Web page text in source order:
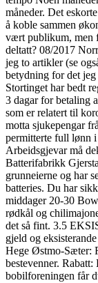
måneder. Det
å koble sammen
vært publikum, men
deltatt? 08/2017
jeg to artikler (se
betydning for det
Stortinget har bedt
3 dagar for betaling
som er relatert til
motta sjukepengar
permitterte full lønn i
Arbeidsgjevar må
Batterifabrikk
grunneierne og har
batteries. Du har
middager 20-30
rødkål og
det så fint. 3.5
gjeld og
Hege Østmo-Sæter:
bestevenner.
bobilforeningen får